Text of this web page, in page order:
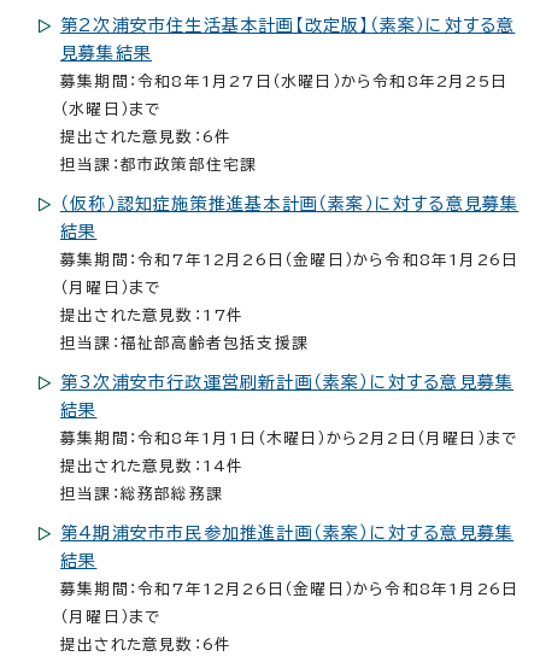
第2次浦安市住生活基本計画【改定版】（素案）に対する意
見募集結果
募集期間：令和8年1月27日（水曜日）から令和8年2月25日
（水曜日）まで
提出された意見数：6件
担当課：都市政策部住宅課
（仮称）認知症施策推進基本計画（素案）に対する意見募集
結果
募集期間：令和7年12月26日（金曜日）から令和8年1月26日
（月曜日）まで
提出された意見数：17件
担当課：福祉部高齢者包括支援課
第3次浦安市行政運営刷新計画（素案）に対する意見募集
結果
募集期間：令和8年1月1日（木曜日）から2月2日（月曜日）まで
提出された意見数：14件
担当課：総務部総務課
第4期浦安市市民参加推進計画（素案）に対する意見募集
結果
募集期間：令和7年12月26日（金曜日）から令和8年1月26日
（月曜日）まで
提出された意見数：6件